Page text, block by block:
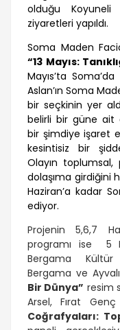
olduğu Koyuneli
ziyaretleri yapıldı.
Soma Maden
“13 Mayıs:
Mayıs’ta
Aslan’ın Soma
bir seçkinin yer
belirli bir güne ait
bir şimdiye işaret
kesintisiz bir
Olayın
dolaşıma girdiğini
Haziran’a kadar
ediyor.
Projenin 5,6,7
programı ise 5
Bergama Kültür
Bergama ve
Bir Dünya” resim
Arsel, Fırat
Coğrafyaları: